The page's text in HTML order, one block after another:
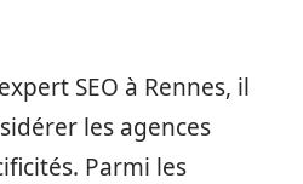
SEO à Rennes, il
les agences
Parmi les